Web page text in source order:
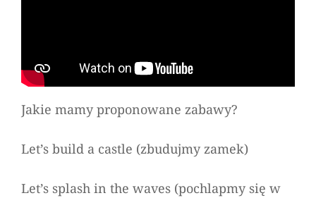
Jakie mamy proponowane zabawy?
Let’s build a castle (zbudujmy zamek)
Let’s splash in the waves (pochlapmy się w